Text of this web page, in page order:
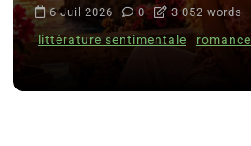
6 Juil 2026 0 3 052 words
littérature sentimentale romance